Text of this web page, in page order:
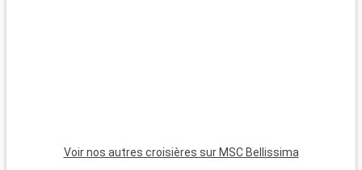
Voir nos autres croisières sur MSC Bellissima